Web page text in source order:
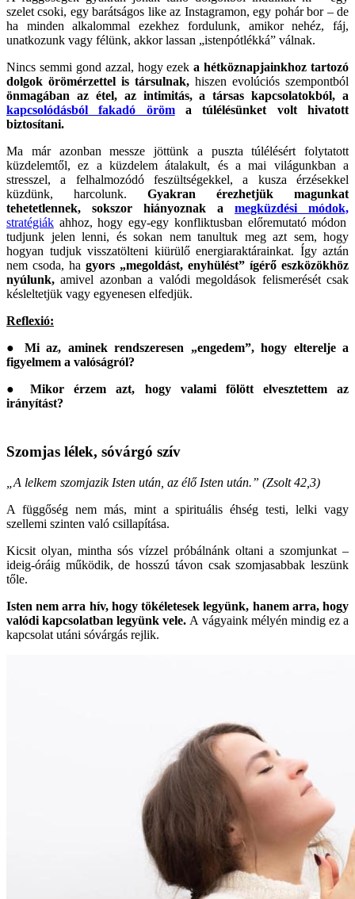
szelet csoki, egy barátságos like az Instagramon, egy pohár bor – de
ha minden alkalommal ezekhez fordulunk, amikor nehéz, fáj,
unatkozunk vagy félünk, akkor lassan „istenpótlékká” válnak.
Nincs semmi gond azzal, hogy ezeka hétköznapjainkhoz tartozó
dolgok örömérzettel is társulnak, hiszen evolúciós szempontból
önmagában az étel, az intimitás, a társas kapcsolatokból, a
kapcsolódásból fakadó öröma túlélésünket volt hivatott
biztosítani.
Ma már azonban messze jöttünk a puszta túlélésért folytatott
küzdelemtől, ez a küzdelem átalakult, és a mai világunkban a
stresszel, a felhalmozódó feszültségekkel, a kusza érzésekkel
küzdünk, harcolunk. Gyakran érezhetjük magunkat
tehetetlennek, sokszor hiányoznak a megküzdési módok,
stratégiák ahhoz, hogy egy-egy konfliktusban előremutató módon
tudjunk jelen lenni, és sokan nem tanultuk meg azt sem, hogy
hogyan tudjuk visszatölteni kiürülő energiaraktárainkat. Így aztán
nem csoda, ha gyors „megoldást, enyhülést” ígérő eszközökhöz
nyúlunk, amivel azonban a valódi megoldások felismerését csak
késleltetjük vagy egyenesen elfedjük.
Reflexió:
● Mi az, aminek rendszeresen „engedem”, hogy elterelje a
figyelmem a valóságról?
● Mikor érzem azt, hogy valami fölött elvesztettem az
irányítást?
Szomjas lélek, sóvárgó szív
„A lelkem szomjazik Isten után, az élő Isten után.” (Zsolt 42,3)
A függőség nem más, mint a spirituális éhség testi, lelki vagy
szellemi szinten való csillapítása.
Kicsit olyan, mintha sós vízzel próbálnánk oltani a szomjunkat –
ideig-óráig működik, de hosszú távon csak szomjasabbak leszünk
tőle.
Isten nem arra hív, hogy tökéletesek legyünk, hanem arra, hogy
valódi kapcsolatban legyünk vele. A vágyaink mélyén mindig ez a
kapcsolat utáni sóvárgás rejlik.